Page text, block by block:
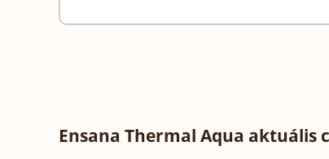
Ensana Thermal Aqua aktuális